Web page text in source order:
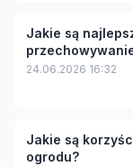
Jakie są
24.06.2026 16:32
Jakie są
ogrodu?